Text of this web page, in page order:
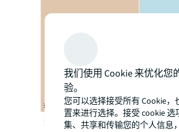
我们使用 Cookie 来优化您
验。
您可以选择接受所有 Cookie
置来进行选择。接受 cookie
集、共享和传输您的个人信息